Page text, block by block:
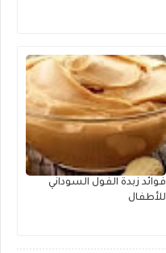
فوائد زبدة الفول السوداني
للأطفال